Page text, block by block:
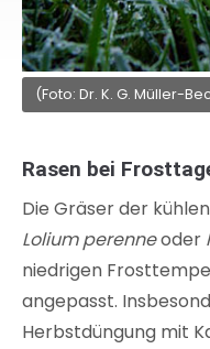
(Foto: Dr. K. G. Müller-
Rasen bei
Die Gräser der
Lolium perenneoder
niedrigen
angepasst.
Herbstdüngung mit